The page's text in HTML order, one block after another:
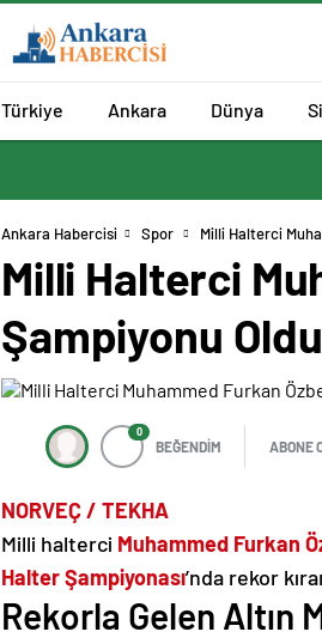
Türkiye Ankara Dünya
Ankara Habercisi Spor Milli Halterci
Milli Halterci
Şampiyonu Oldu
0
BEĞENDİM ABONE
NORVEÇ / TEKHA
Milli halterci Muhammed Furkan
Halter Şampiyonası’nda rekor
Rekorla Gelen Altın